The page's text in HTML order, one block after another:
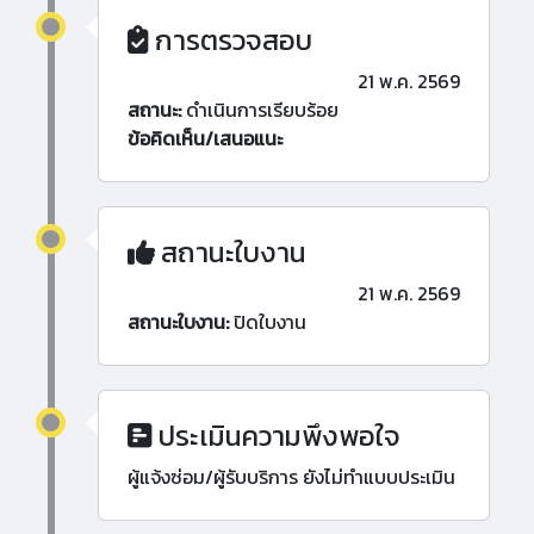
การตรวจสอบ
21 พ.ค. 2569
สถานะ:ดำเนินการเรียบร้อย
ข้อคิดเห็น/เสนอแนะ
สถานะใบงาน
21 พ.ค. 2569
สถานะใบงาน:ปิดใบงาน
ประเมินความพึงพอใจ
ผู้แจ้งซ่อม/ผู้รับบริการ ยังไม่ทำแบบประเมิน